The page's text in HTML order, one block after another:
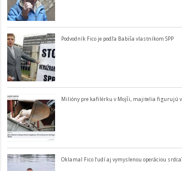
Podvodník Fico je podľa Babiša vlastníkom SPP
Milióny pre kafilérku v Mojši, majitelia figurujú v
Oklamal Fico ľudí aj vymyslenou operáciou